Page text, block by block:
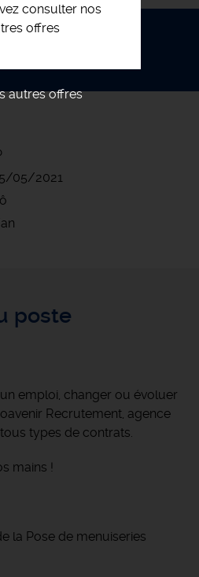
consulter nos
offres
autres offres
F/H
05/2021
poste
emploi, changer ou évoluer
Recrutement, agence
types de contrats.
mains !
la Pose de menuiseries